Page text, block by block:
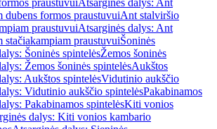
praustuvuiAtsarginės dalys: Ant
dubens formos praustuvuiAnt stalviršio
praustuvuiAtsarginės dalys: Ant
stačiakampiam praustuvuiŠoninės
Šoninės spintelėsŽemos šoninės
Žemos šoninės spintelėsAukštos
Aukštos spintelėsVidutinio aukščio
Vidutinio aukščio spintelėsPakabinamos
Pakabinamos spintelėsKiti vonios
dalys: Kiti vonios kambario